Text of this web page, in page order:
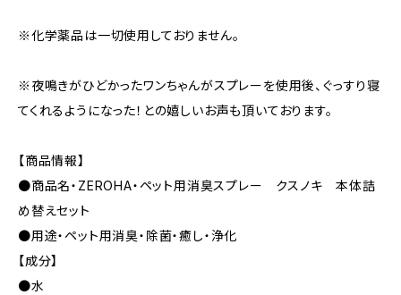
※化学薬品は一切使用しておりません。
※夜鳴きがひどかったワンちゃんがスプレーを使用後、ぐっすり寝
てくれるようになった！との嬉しいお声も頂いております。
【商品情報】
●商品名・ZEROHA・ペット用消臭スプレー クスノキ 本体詰
め替えセット
●用途・ペット用消臭・除菌・癒し・浄化
【成分】
●水